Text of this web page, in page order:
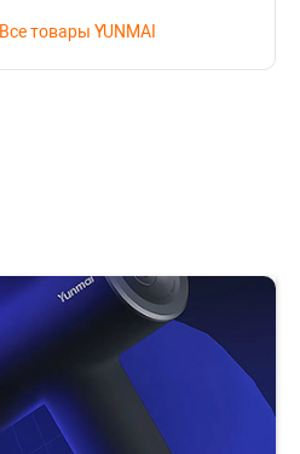
Все товары YUNMAI